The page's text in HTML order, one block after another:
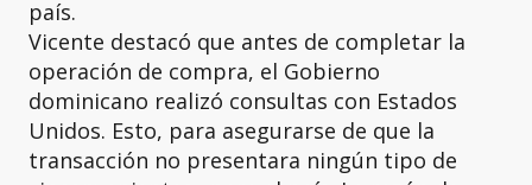
país.
Vicente destacó que antes de completar la
operación de compra, el Gobierno
dominicano realizó consultas con Estados
Unidos. Esto, para asegurarse de que la
transacción no presentara ningún tipo de